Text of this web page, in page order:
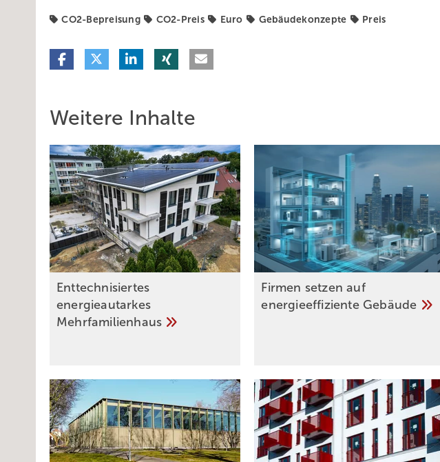
CO2-Bepreisung CO2-Preis Euro Gebäudekonzepte Preis
Weitere Inhalte
Enttechnisiertes
energieautarkes
Mehrfamilienhaus
Firmen setzen auf
energieeffiziente Gebäude